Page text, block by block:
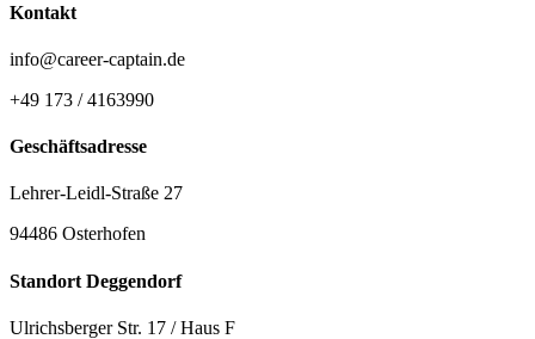
Kontakt
info@career-captain.de
+49 173 / 4163990
Geschäftsadresse
Lehrer-Leidl-Straße 27
94486 Osterhofen
Standort Deggendorf
Ulrichsberger Str. 17 / Haus F